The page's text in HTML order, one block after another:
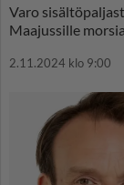
Varo
Maajussille
2.11.2024 klo 9:00